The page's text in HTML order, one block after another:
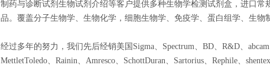
制药与诊断试剂生物试剂介绍等客户提供多种生物学检测试剂盒，进口
品。覆盖分子生物学、生物化学，细胞生物学、免疫学、蛋白组学、生物
经过多年的努力，我们先后经销美国Sigma、Spectrum、BD、R&D、
MettletToledo、Rainin、Amresco、SchottDuran、Sartorius、Rephile、